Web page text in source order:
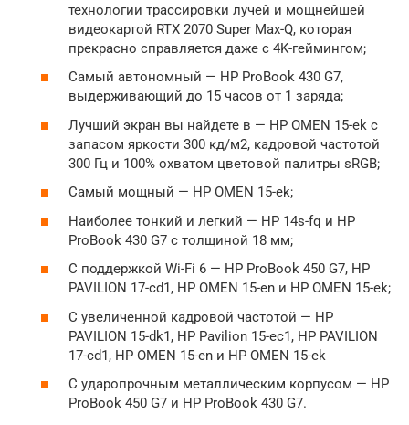
технологии трассировки лучей и мощнейшей
видеокартой RTX 2070 Super Max-Q, которая
прекрасно справляется даже с 4K-геймингом;
Самый автономный — HP ProBook 430 G7,
выдерживающий до 15 часов от 1 заряда;
Лучший экран вы найдете в — HP OMEN 15-ek с
запасом яркости 300 кд/м2, кадровой частотой
300 Гц и 100% охватом цветовой палитры sRGB;
Самый мощный — HP OMEN 15-ek;
Наиболее тонкий и легкий — HP 14s-fq и HP
ProBook 430 G7 с толщиной 18 мм;
С поддержкой Wi-Fi 6 — HP ProBook 450 G7, HP
PAVILION 17-cd1, HP OMEN 15-en и HP OMEN 15-ek;
С увеличенной кадровой частотой — HP
PAVILION 15-dk1, HP Pavilion 15-ec1, HP PAVILION
17-cd1, HP OMEN 15-en и HP OMEN 15-ek
С ударопрочным металлическим корпусом — HP
ProBook 450 G7 и HP ProBook 430 G7.